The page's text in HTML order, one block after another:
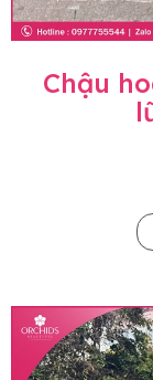
Chậu